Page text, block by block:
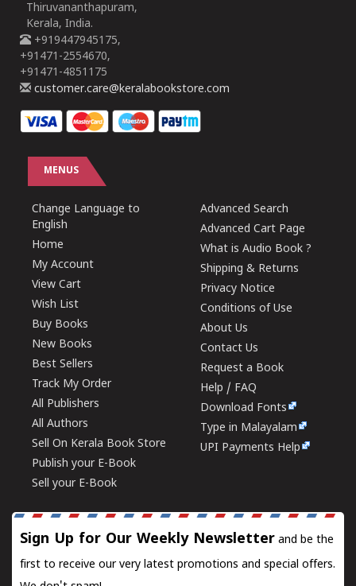
Thiruvananthapuram,
Kerala, India.
+919447945175,
+91471-2554670,
+91471-4851175
customer.care@keralabookstore.com
MENUS
Change Language to
English
Home
My Account
View Cart
Wish List
Buy Books
New Books
Best Sellers
Track My Order
All Publishers
All Authors
Sell On Kerala Book Store
Publish your E-Book
Sell your E-Book
Advanced Search
Advanced Cart Page
What is Audio Book ?
Shipping & Returns
Privacy Notice
Conditions of Use
About Us
Contact Us
Request a Book
Help / FAQ
Download Fonts
Type in Malayalam
UPI Payments Help
Sign Up for Our Weekly Newsletter and be the
first to receive our very latest promotions and special offers.